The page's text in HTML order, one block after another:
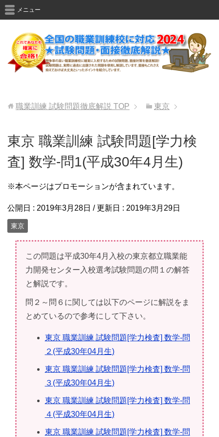
メニュー
職業訓練 試験問題徹底解説 TOP 東京
東京 職業訓練 試験問題[学力検
査] 数学-問1(平成30年4月生)
※本ページはプロモーションが含まれています。
公開日 : 2019年3月28日 / 更新日 : 2019年3月29日
東京
この問題は平成30年4月入校の東京都立職業能
力開発センター入校選考試験問題の問１の解答
と解説です。
問２～問６に関しては以下のページに解説をま
とめているので参考にして下さい。
東京 職業訓練 試験問題[学力検査] 数学-問
２(平成30年04月生)
東京 職業訓練 試験問題[学力検査] 数学-問
３(平成30年04月生)
東京 職業訓練 試験問題[学力検査] 数学-問
４(平成30年04月生)
東京 職業訓練 試験問題[学力検査] 数学-問